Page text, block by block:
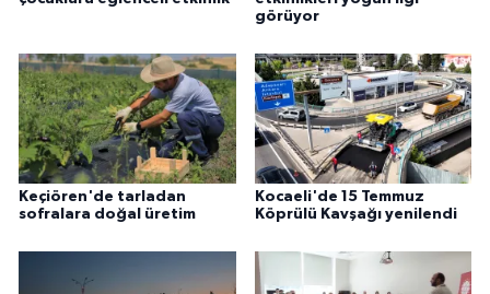
görüyor
Keçiören'de tarladan
sofralara doğal üretim
Kocaeli'de 15 Temmuz
Köprülü Kavşağı yenilendi